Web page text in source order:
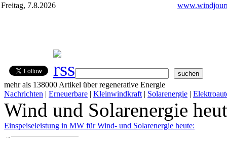
Freitag, 7.8.2026
mehr als 138000 Artikel über regenerative Energie
Nachrichten | Erneuerbare | Kleinwindkraft | Solarenergie |
Wind und Solarenergie
Einspeiseleistung in MW für Wind- und Solarenergie heute:
…